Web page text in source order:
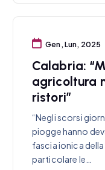
Gen, Lun, 2025
Calabria:
agricoltura
ristori”
“Negli scorsi
piogge hanno
fascia ionica
particolare le…